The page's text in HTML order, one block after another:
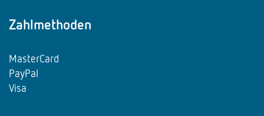
Zahlmethoden
MasterCard
PayPal
Visa